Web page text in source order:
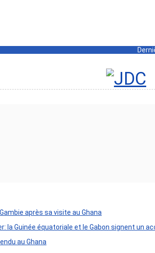
après sa visite au Ghana
la Guinée équatoriale et le Gabon signent un
au Ghana